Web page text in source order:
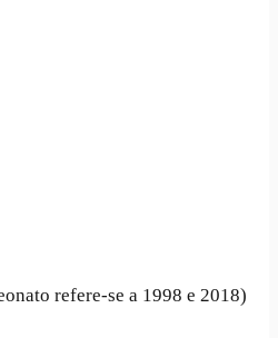
refere-se a 1998 e 2018)